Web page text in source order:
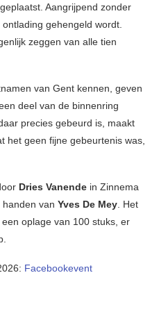
Aangrijpend zonder
gehengeld wordt.
zeggen van alle tien
van Gent kennen, geven
deel van de binnenring
precies gebeurd is, maakt
het geen fijne gebeurtenis was,
Dries Vanende in Zinnema
handen van Yves De Mey . Het
oplage van 100 stuks, er
Facebookevent